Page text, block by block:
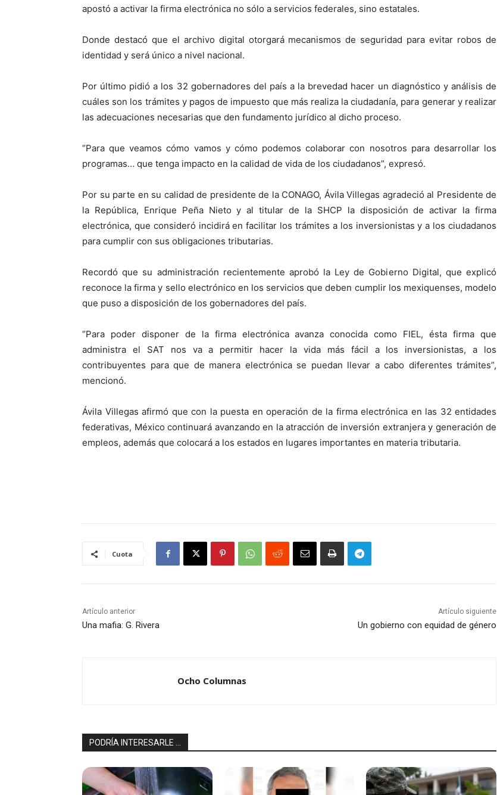
apostó a activar la firma electrónica no sólo a servicios federales, sino estatales.
Donde destacó que el archivo digital otorgará mecanismos de seguridad para evitar robos de
identidad y será único a nivel nacional.
Por último pidió a los 32 gobernadores del país a la brevedad hacer un diagnóstico y análisis de
cuáles son los trámites y pagos de impuesto que más realiza la ciudadanía, para generar y realizar
las adecuaciones necesarias que den fundamento jurídico al dicho proceso.
“Para que veamos cómo vamos y cómo podemos colaborar con nosotros para desarrollar los
programas… que tenga impacto en la calidad de vida de los ciudadanos”, expresó.
Por su parte en su calidad de presidente de la CONAGO, Ávila Villegas agradeció al Presidente de
la República, Enrique Peña Nieto y al titular de la SHCP la disposición de activar la firma
electrónica, que consideró incidirá en facilitar los trámites a los inversionistas y a los ciudadanos
para cumplir con sus obligaciones tributarias.
Recordó que su administración recientemente aprobó la Ley de Gobierno Digital, que explicó
reconoce la firma y sello electrónico en los servicios que deben cumplir los mexiquenses, modelo
que puso a disposición de los gobernadores del país.
“Para poder disponer de la firma electrónica avanza conocida como FIEL, ésta firma que
administra el SAT nos va a permitir hacer la vida más fácil a los inversionistas, a los
contribuyentes para que de manera electrónica se puedan llevar a cabo diferentes trámites”,
mencionó.
Ávila Villegas afirmó que con la puesta en operación de la firma electrónica en las 32 entidades
federativas, México continuará avanzando en la atracción de inversión extranjera y generación de
empleos, además que colocará a los estados en lugares importantes en materia tributaria.
Cuota
Artículo anterior
Una mafia: G. Rivera
Artículo siguiente
Un gobierno con equidad de género
Ocho Columnas
PODRÍA INTERESARLE ...